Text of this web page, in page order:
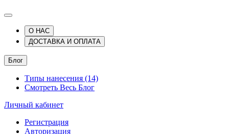
О НАС
ДОСТАВКА И ОПЛАТА
Блог
Типы нанесения (14)
Смотреть Весь Блог
Личный кабинет
Регистрация
Авторизация